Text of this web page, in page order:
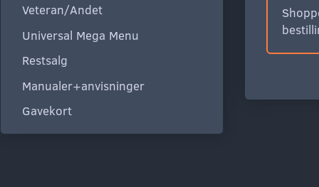
Veteran/Andet
Universal Mega Menu
Restsalg
Manualer+anvisninger
Gavekort